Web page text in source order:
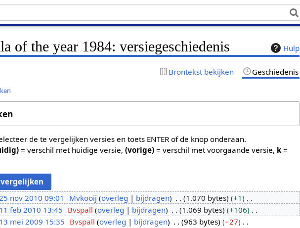
Hulp
of the year 1984: versiegeschiedenis
Brontekst bekijken Geschiedenis
de te vergelijken versies en toets ENTER of de knop onderaan.
= verschil met huidige versie,(vorige) = verschil met voorgaande versie, k =
nov 2010 09:01 Mvkooij overleg bijdragen 1.070 bytes
+1
11 feb 2010 13:45 Bvspall overleg bijdragen 1.069 bytes
+106
13 mei 2009 15:35 Bvspall overleg bijdragen 963 bytes
−27